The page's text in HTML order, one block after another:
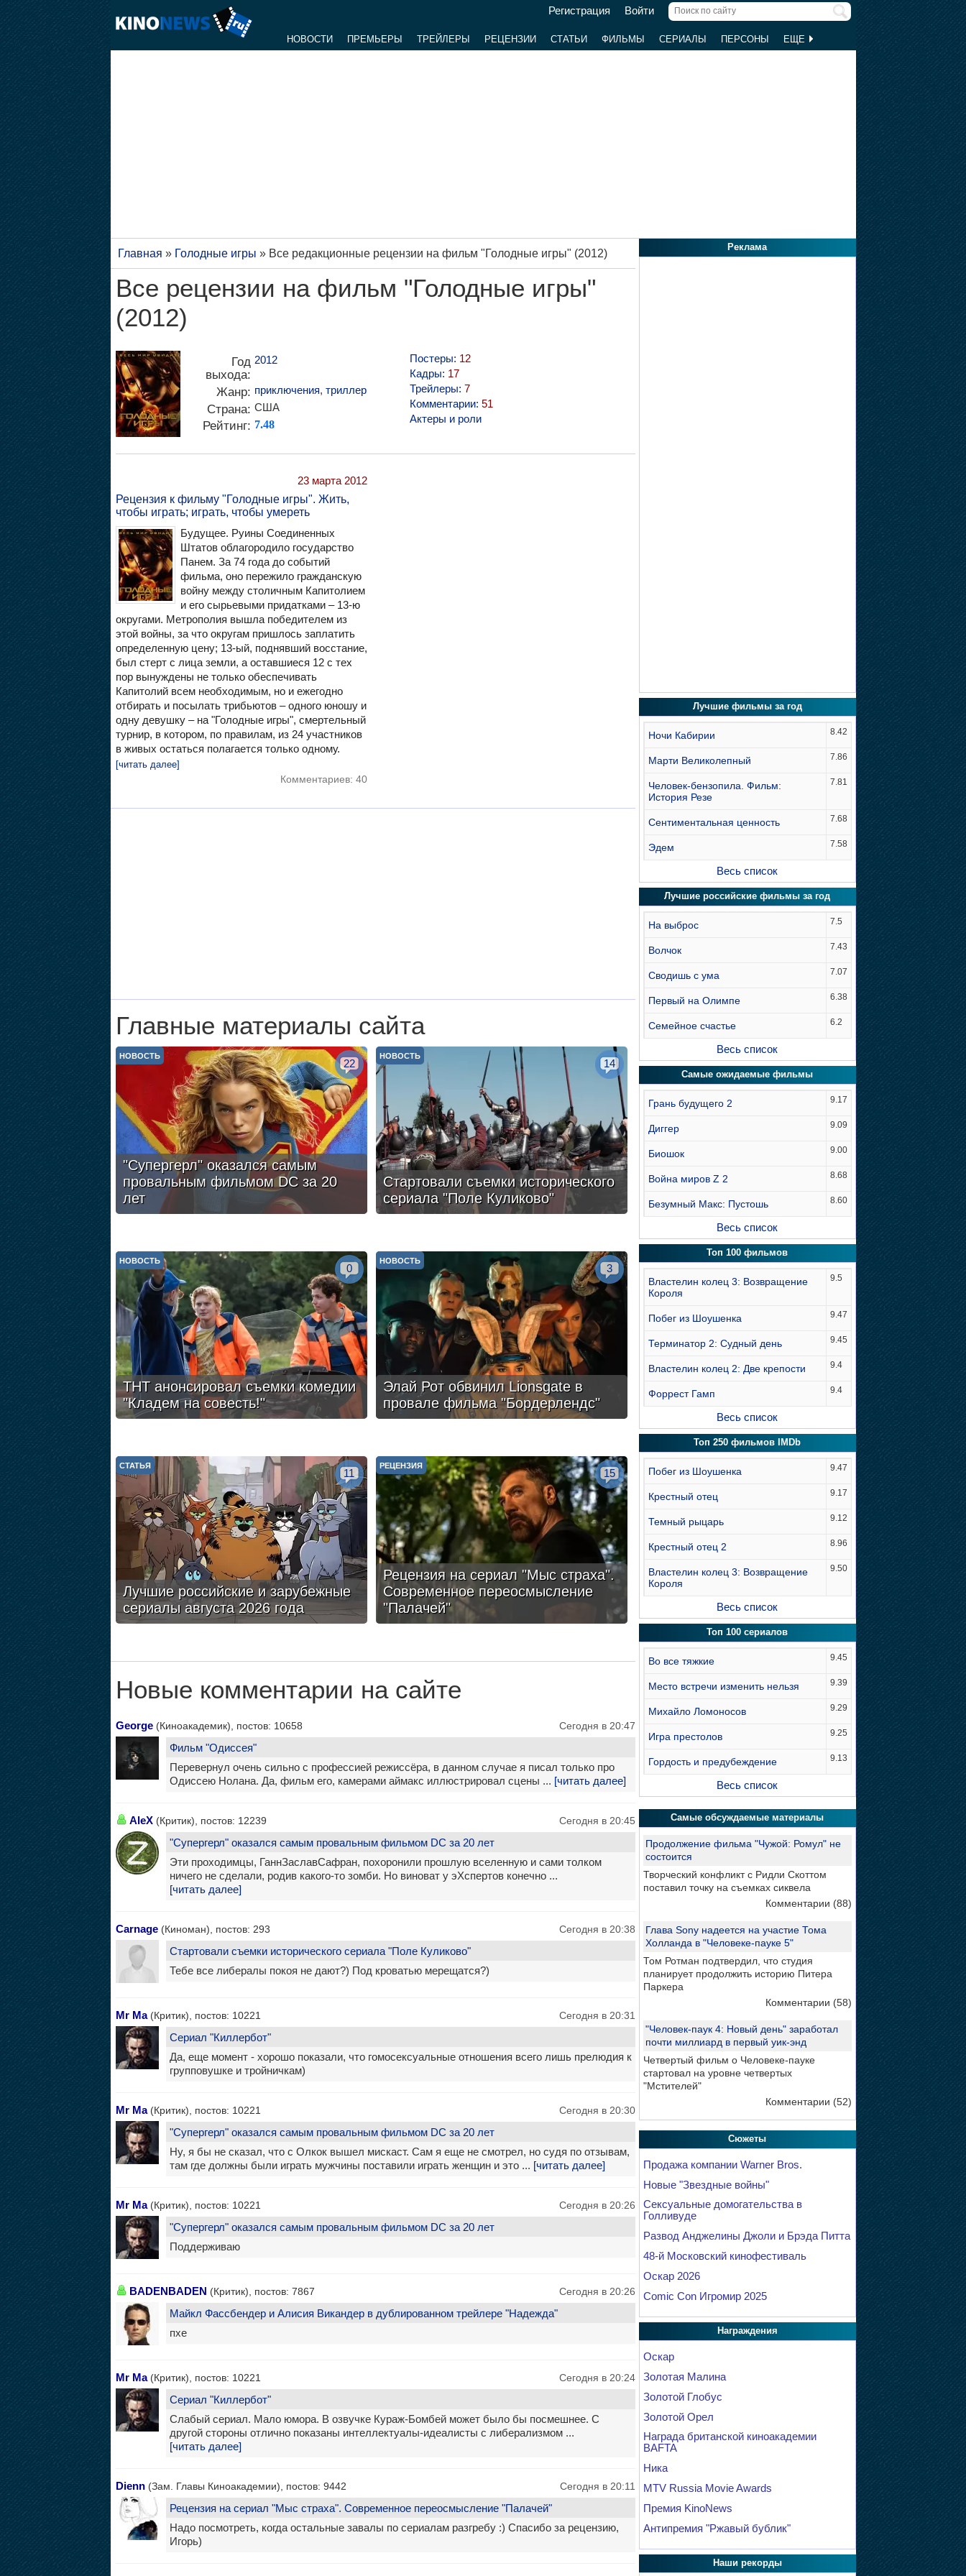
Регистрация Войти
НОВОСТИ ПРЕМЬЕРЫ ТРЕЙЛЕРЫ РЕЦЕНЗИИ СТАТЬИ ФИЛЬМЫ СЕРИАЛЫ ПЕРСОНЫ ЕЩЕ
Главная » Голодные игры » Все редакционные рецензии на фильм "Голодные игры" (2012)
Все рецензии на фильм "Голодные игры"
(2012)
Год
выхода:
2012
Жанр: приключения, триллер
Страна: США
Рейтинг: 7.48
Постеры: 12
Кадры: 17
Трейлеры: 7
Комментарии: 51
Актеры и роли
23 марта 2012
Рецензия к фильму "Голодные игры". Жить,
чтобы играть; играть, чтобы умереть
Будущее. Руины Соединенных
Штатов облагородило государство
Панем. За 74 года до событий
фильма, оно пережило гражданскую
войну между столичным Капитолием
и его сырьевыми придатками – 13-ю
округами. Метрополия вышла победителем из
этой войны, за что округам пришлось заплатить
определенную цену; 13-ый, поднявший восстание,
был стерт с лица земли, а оставшиеся 12 с тех
пор вынуждены не только обеспечивать
Капитолий всем необходимым, но и ежегодно
отбирать и посылать трибьютов – одного юношу и
одну девушку – на "Голодные игры", смертельный
турнир, в котором, по правилам, из 24 участников
в живых остаться полагается только одному.
[читать далее]
Комментариев: 40
Главные материалы сайта
"Супергерл" оказался самым
провальным фильмом DC за 20
лет
НОВОСТЬ
22
Стартовали съемки исторического
сериала "Поле Куликово"
НОВОСТЬ
14
ТНТ анонсировал съемки комедии
"Кладем на совесть!"
НОВОСТЬ
0
Элай Рот обвинил Lionsgate в
провале фильма "Бордерлендс"
НОВОСТЬ
3
Лучшие российские и зарубежные
сериалы августа 2026 года
СТАТЬЯ
11
Рецензия на сериал "Мыс страха".
Современное переосмысление
"Палачей"
РЕЦЕНЗИЯ
15
Новые комментарии на сайте
George(Киноакадемик), постов: 10658 Сегодня в 20:47
Фильм "Одиссея"
Перевернул очень сильно с профессией режиссёра, в данном случае я писал только про
Одиссею Нолана. Да, фильм его, камерами аймакс иллюстрировал сцены ... [читать далее]
AleX(Критик), постов: 12239 Сегодня в 20:45
"Супергерл" оказался самым провальным фильмом DC за 20 лет
Эти проходимцы, ГаннЗаславСафран, похоронили прошлую вселенную и сами толком
ничего не сделали, родив какого-то зомби. Но виноват у эХспертов конечно ...
[читать далее]
Carnage(Киноман), постов: 293 Сегодня в 20:38
Стартовали съемки исторического сериала "Поле Куликово"
Тебе все либералы покоя не дают?) Под кроватью мерещатся?)
Mr Ma(Критик), постов: 10221 Сегодня в 20:31
Сериал "Киллербот"
Да, еще момент - хорошо показали, что гомосексуальные отношения всего лишь прелюдия к
групповушке и тройничкам)
Mr Ma(Критик), постов: 10221 Сегодня в 20:30
"Супергерл" оказался самым провальным фильмом DC за 20 лет
Ну, я бы не сказал, что с Олкок вышел мискаст. Сам я еще не смотрел, но судя по отзывам,
там где должны были играть мужчины поставили играть женщин и это ... [читать далее]
Mr Ma(Критик), постов: 10221 Сегодня в 20:26
"Супергерл" оказался самым провальным фильмом DC за 20 лет
Поддерживаю
BADENBADEN (Критик), постов: 7867 Сегодня в 20:26
Майкл Фассбендер и Алисия Викандер в дублированном трейлере "Надежда"
пхе
Mr Ma(Критик), постов: 10221 Сегодня в 20:24
Сериал "Киллербот"
Слабый сериал. Мало юмора. В озвучке Кураж-Бомбей может было бы посмешнее. С
другой стороны отлично показаны интеллектуалы-идеалисты с либерализмом ...
[читать далее]
Dienn(Зам. Главы Киноакадемии), постов: 9442 Сегодня в 20:11
Рецензия на сериал "Мыс страха". Современное переосмысление "Палачей"
Надо посмотреть, когда остальные завалы по сериалам разгребу :) Спасибо за рецензию,
Игорь)
Реклама
Лучшие фильмы за год
Ночи Кабирии 8.42
Марти Великолепный 7.86
Человек-бензопила. Фильм:
История Резе
7.81
Сентиментальная ценность 7.68
Эдем 7.58
Весь список
Лучшие российские фильмы за год
На выброс 7.5
Волчок 7.43
Сводишь с ума 7.07
Первый на Олимпе 6.38
Семейное счастье 6.2
Весь список
Самые ожидаемые фильмы
Грань будущего 2 9.17
Диггер 9.09
Биошок 9.00
Война миров Z 2 8.68
Безумный Макс: Пустошь 8.60
Весь список
Топ 100 фильмов
Властелин колец 3: Возвращение
Короля
9.5
Побег из Шоушенка 9.47
Терминатор 2: Судный день 9.45
Властелин колец 2: Две крепости 9.4
Форрест Гамп 9.4
Весь список
Топ 250 фильмов IMDb
Побег из Шоушенка 9.47
Крестный отец 9.17
Темный рыцарь 9.12
Крестный отец 2 8.96
Властелин колец 3: Возвращение
Короля
9.50
Весь список
Топ 100 сериалов
Во все тяжкие 9.45
Место встречи изменить нельзя 9.39
Михайло Ломоносов 9.29
Игра престолов 9.25
Гордость и предубеждение 9.13
Весь список
Самые обсуждаемые материалы
Продолжение фильма "Чужой: Ромул" не
состоится
Творческий конфликт с Ридли Скоттом
поставил точку на съемках сиквела
Комментарии (88)
Глава Sony надеется на участие Тома
Холланда в "Человеке-пауке 5"
Том Ротман подтвердил, что студия
планирует продолжить историю Питера
Паркера
Комментарии (58)
"Человек-паук 4: Новый день" заработал
почти миллиард в первый уик-энд
Четвертый фильм о Человеке-пауке
стартовал на уровне четвертых
"Мстителей"
Комментарии (52)
Сюжеты
Продажа компании Warner Bros.
Новые "Звездные войны"
Сексуальные домогательства в
Голливуде
Развод Анджелины Джоли и Брэда Питта
48-й Московский кинофестиваль
Оскар 2026
Comic Con Игромир 2025
Награждения
Оскар
Золотая Малина
Золотой Глобус
Золотой Орел
Награда британской киноакадемии
BAFTA
Ника
MTV Russia Movie Awards
Премия KinoNews
Антипремия "Ржавый бублик"
Наши рекорды